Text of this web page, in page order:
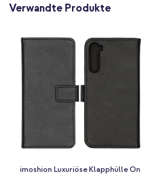
Verwandte Produkte
imoshion Luxuriöse Klapphülle